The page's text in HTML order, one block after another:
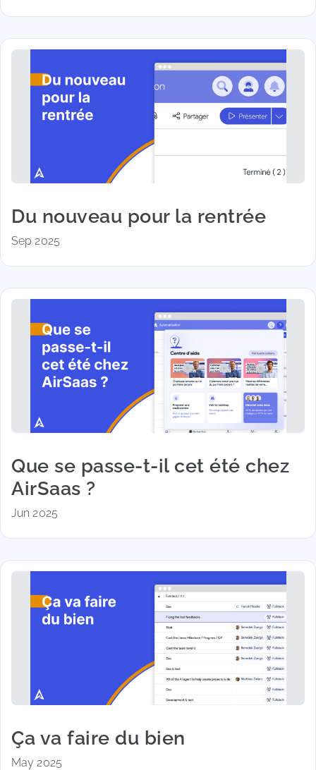
Du nouveau pour la rentrée
Sep 2025
Que se passe-t-il cet été chez
AirSaas ?
Jun 2025
Ça va faire du bien
May 2025